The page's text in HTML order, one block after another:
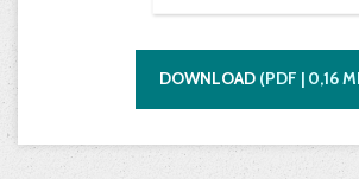
DOWNLOAD (PDF | 0,16